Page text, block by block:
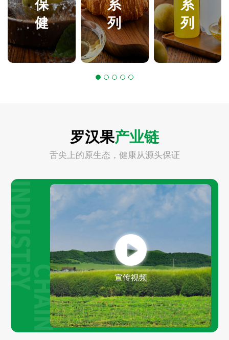
保
健
系
列
系
列
罗汉果产业链
舌尖上的原生态，健康从源头保证
Video